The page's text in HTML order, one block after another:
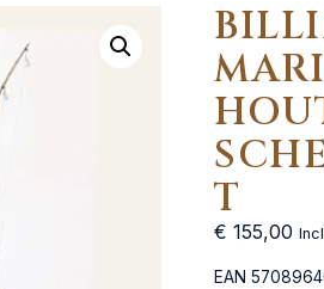
T
€ 155,00
EAN